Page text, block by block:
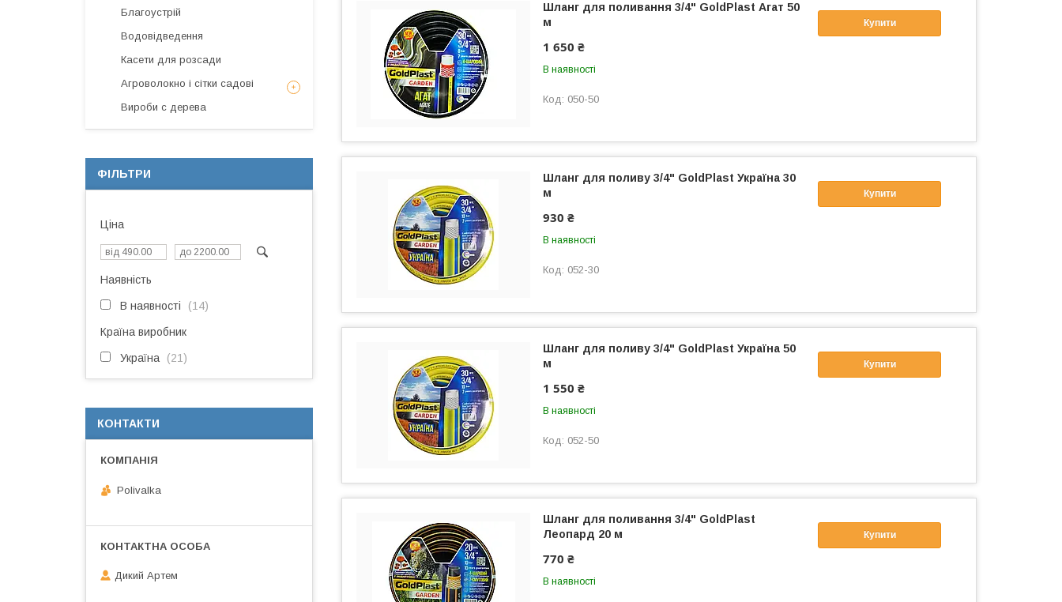
Купити
Шланг для поливання 3/4" GoldPlast Агат 50
м
1 650 ₴
В наявності
050-50
Купити
Шланг для поливу 3/4" GoldPlast Україна 30
м
930 ₴
В наявності
052-30
Купити
Шланг для поливу 3/4" GoldPlast Україна 50
м
1 550 ₴
В наявності
052-50
Купити
Шланг для поливання 3/4" GoldPlast
Леопард 20 м
770 ₴
В наявності
Благоустрій
Водовідведення
Касети для розсади
Агроволокно і сітки садові
Вироби с дерева
ФІЛЬТРИ
Ціна
Наявність
В наявності 14
Країна виробник
Україна 21
КОНТАКТИ
Polivalka
Дикий Артем